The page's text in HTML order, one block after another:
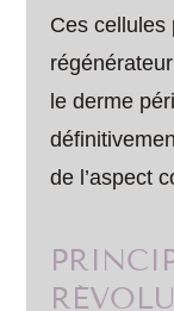
Ces cellules
le derme
de l’aspect